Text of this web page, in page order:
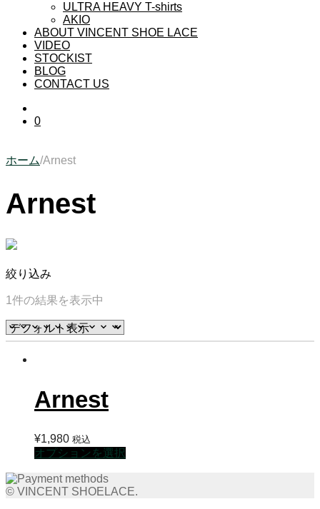
ULTRA HEAVY T-shirts
AKIO
ABOUT VINCENT SHOE LACE
VIDEO
STOCKIST
BLOG
CONTACT US
0
ホーム/Arnest
Arnest
絞り込み
1件の結果を表示中
Arnest
¥1,980 税込
オプションを選択
品
© VINCENT SHOELACE.